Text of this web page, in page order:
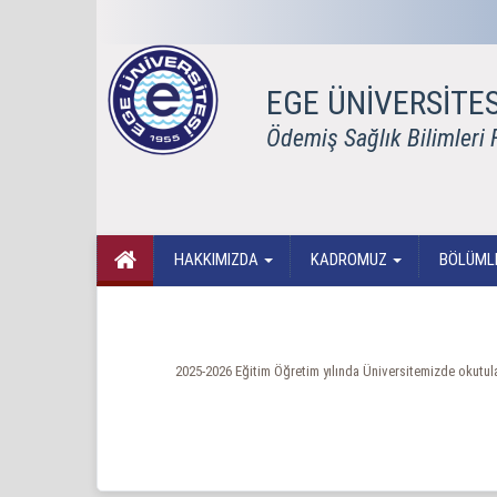
EGE
Ödemiş Sağlık Bilimleri
HAKKIMIZDA KADROMUZ
2025-2026 Eğitim Öğretim yılında Üniversitemizde